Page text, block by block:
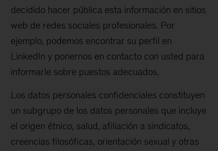
decidido hacer pública esta información en sitios
web de redes sociales profesionales. Por
ejemplo, podemos encontrar su perfil en
LinkedIn y ponernos en contacto con usted para
informarle sobre puestos adecuados.
Los datos personales confidenciales constituyen
un subgrupo de los datos personales que incluye
el origen étnico, salud, afiliación a sindicatos,
creencias filosóficas, orientación sexual y otras